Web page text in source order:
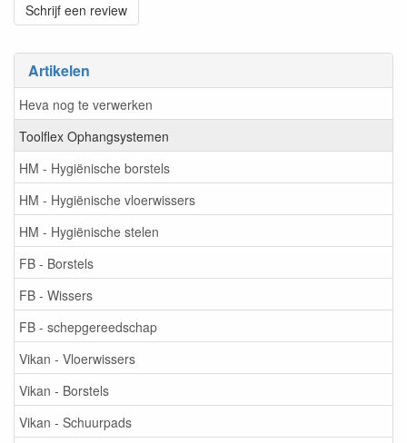
Artikelen
Heva nog te verwerken
Toolflex Ophangsystemen
HM - Hygiënische borstels
HM - Hygiënische vloerwissers
HM - Hygiënische stelen
FB - Borstels
FB - Wissers
FB - schepgereedschap
Vikan - Vloerwissers
Vikan - Borstels
Vikan - Schuurpads
Schrijf een review